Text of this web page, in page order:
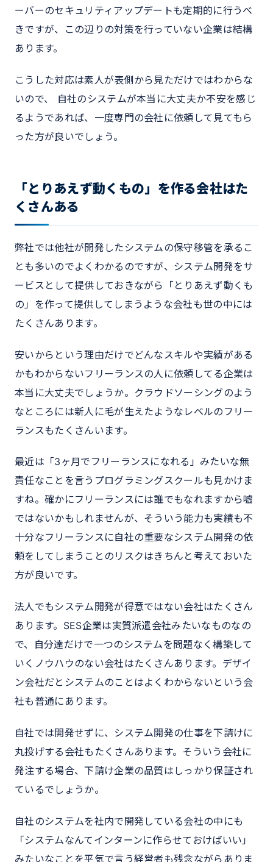
ーバーのセキュリティアップデートも定期的に行うべ
きですが、この辺りの対策を行っていない企業は結構
あります。
こうした対応は素人が表側から見ただけではわからな
いので、 自社のシステムが本当に大丈夫か不安を感じ
るようであれば、一度専門の会社に依頼して見てもら
った方が良いでしょう。
「とりあえず動くもの」を作る会社はた
くさんある
弊社では他社が開発したシステムの保守移管を承るこ
とも多いのでよくわかるのですが、システム開発をサ
ービスとして提供しておきながら「とりあえず動くも
の」を作って提供してしまうような会社も世の中には
たくさんあります。
安いからという理由だけでどんなスキルや実績がある
かもわからないフリーランスの人に依頼してる企業は
本当に大丈夫でしょうか。クラウドソーシングのよう
なところには新人に毛が生えたようなレベルのフリー
ランスもたくさんいます。
最近は「3ヶ月でフリーランスになれる」みたいな無
責任なことを言うプログラミングスクールも見かけま
すね。確かにフリーランスには誰でもなれますから嘘
ではないかもしれませんが、そういう能力も実績も不
十分なフリーランスに自社の重要なシステム開発の依
頼をしてしまうことのリスクはきちんと考えておいた
方が良いです。
法人でもシステム開発が得意ではない会社はたくさん
あります。SES企業は実質派遣会社みたいなものなの
で、自分達だけで一つのシステムを問題なく構築して
いくノウハウのない会社はたくさんあります。デザイ
ン会社だとシステムのことはよくわからないという会
社も普通にあります。
自社では開発せずに、システム開発の仕事を下請けに
丸投げする会社もたくさんあります。そういう会社に
発注する場合、下請け企業の品質はしっかり保証され
ているでしょうか。
自社のシステムを社内で開発している会社の中にも
「システムなんてインターンに作らせておけばいい」
みたいなことを平気で言う経営者も残念ながらありま